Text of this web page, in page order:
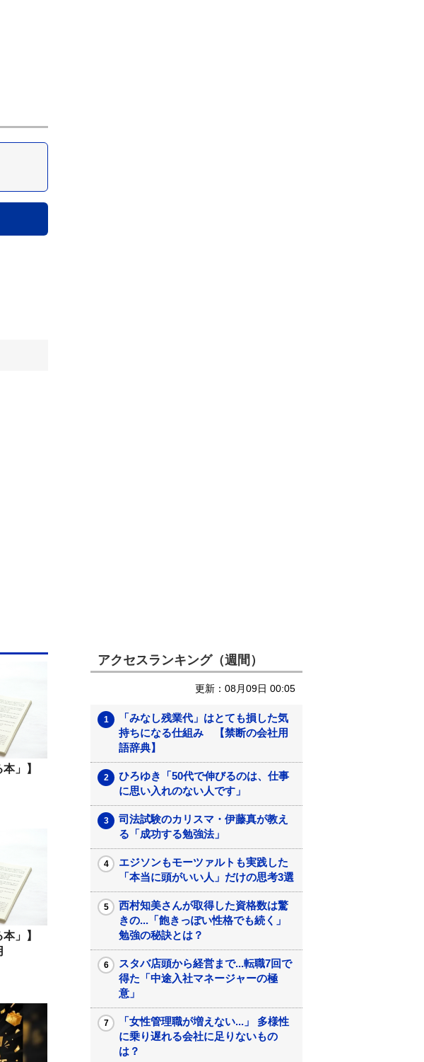
」】
」】
アクセスランキング（週間）
更新：08月09日 00:05
「みなし残業代」はとても損した気
持ちになる仕組み 【禁断の会社用
語辞典】
ひろゆき「50代で伸びるのは、仕事
に思い入れのない人です」
司法試験のカリスマ・伊藤真が教え
る「成功する勉強法」
エジソンもモーツァルトも実践した
「本当に頭がいい人」だけの思考3選
西村知美さんが取得した資格数は驚
きの...「飽きっぽい性格でも続く」
勉強の秘訣とは？
スタバ店頭から経営まで...転職7回で
得た「中途入社マネージャーの極
意」
「女性管理職が増えない...」 多様性
に乗り遅れる会社に足りないもの
は？